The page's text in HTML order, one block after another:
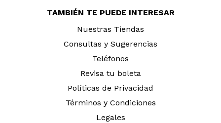
TAMBIÉN TE PUEDE INTERESAR
Nuestras Tiendas
Consultas y Sugerencias
Teléfonos
Revisa tu boleta
Políticas de Privacidad
Términos y Condiciones
Legales